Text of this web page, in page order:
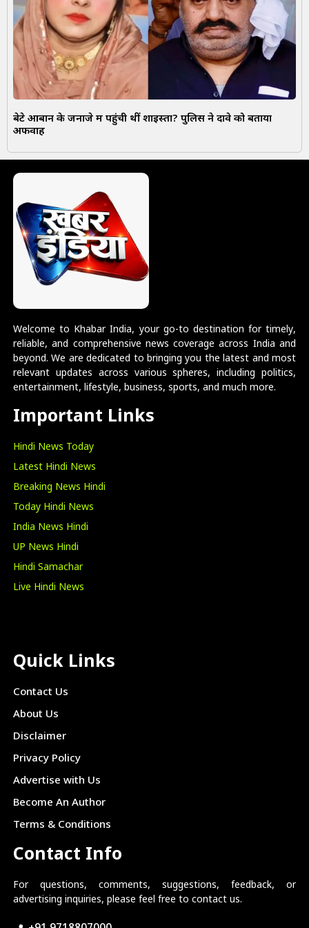
बेटे आबान के जनाजे में पहुंची थीं शाइस्ता? पुलिस ने दावे को बताया
अफवाह
Welcome to Khabar India, your go-to destination for timely,
reliable, and comprehensive news coverage across India and
beyond. We are dedicated to bringing you the latest and most
relevant updates across various spheres, including politics,
entertainment, lifestyle, business, sports, and much more.
Important Links
Hindi News Today
Latest Hindi News
Breaking News Hindi
Today Hindi News
India News Hindi
UP News Hindi
Hindi Samachar
Live Hindi News
Quick Links
Contact Us
About Us
Disclaimer
Privacy Policy
Advertise with Us
Become An Author
Terms & Conditions
Contact Info
For questions, comments, suggestions, feedback, or
advertising inquiries, please feel free to contact us.